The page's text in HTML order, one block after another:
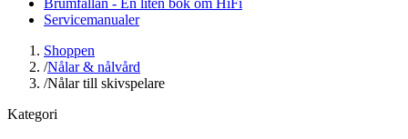
Servicemanualer
Shoppen
/Nålar & nålvård
/Nålar till skivspelare
Kategori